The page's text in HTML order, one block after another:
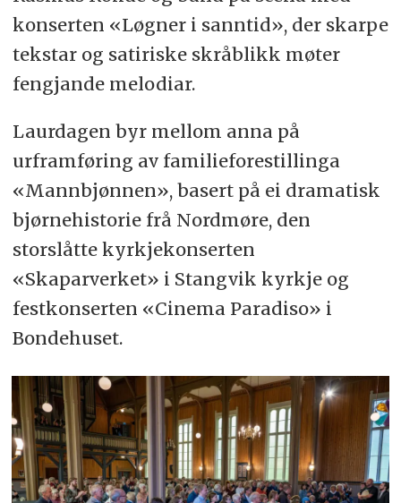
konserten «Løgner i sanntid», der skarpe
tekstar og satiriske skråblikk møter
fengjande melodiar.
Laurdagen byr mellom anna på
urframføring av familieforestillinga
«Mannbjønnen», basert på ei dramatisk
bjørnehistorie frå Nordmøre, den
storslåtte kyrkjekonserten
«Skaparverket» i Stangvik kyrkje og
festkonserten «Cinema Paradiso» i
Bondehuset.